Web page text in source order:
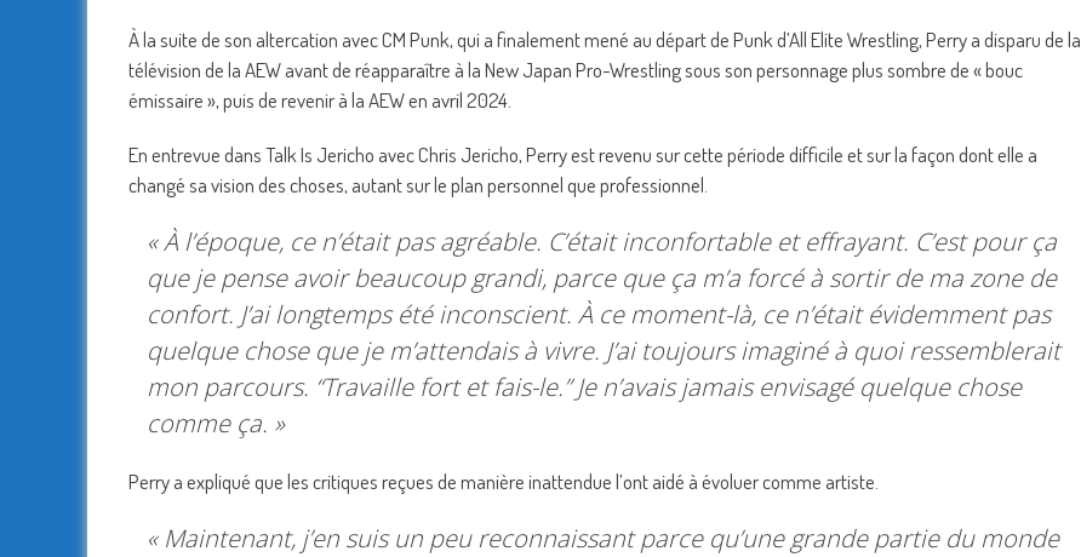
À la suite de son altercation avec CM Punk, qui a finalement mené au départ de Punk d’All Elite Wrestling, Perry a disparu de la
télévision de la AEW avant de réapparaître à la New Japan Pro-Wrestling sous son personnage plus sombre de « bouc
émissaire », puis de revenir à la AEW en avril 2024.
En entrevue dans Talk Is Jericho avec Chris Jericho, Perry est revenu sur cette période difficile et sur la façon dont elle a
changé sa vision des choses, autant sur le plan personnel que professionnel.
« À l’époque, ce n’était pas agréable. C’était inconfortable et effrayant. C’est pour ça
que je pense avoir beaucoup grandi, parce que ça m’a forcé à sortir de ma zone de
confort. J’ai longtemps été inconscient. À ce moment-là, ce n’était évidemment pas
quelque chose que je m’attendais à vivre. J’ai toujours imaginé à quoi ressemblerait
mon parcours. “Travaille fort et fais-le.” Je n’avais jamais envisagé quelque chose
comme ça. »
Perry a expliqué que les critiques reçues de manière inattendue l’ont aidé à évoluer comme artiste.
« Maintenant, j’en suis un peu reconnaissant parce qu’une grande partie du monde